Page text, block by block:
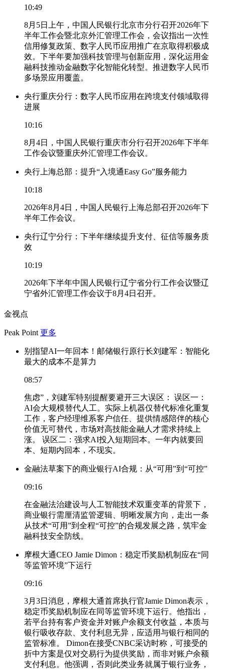
10:49
8月5日上午，中国人民银行北京市分行召开2026年下
半年工作会暨北京外汇管理工作会，会议指出一次性
信用修复政策、数字人民币应用推广在京取得积极成
效。下半年要加强科技管理与创新应用，深化运用金
融科技推动金融数字化智能化转型。推进数字人民币
多场景应用覆盖。
央行重庆分行：数字人民币应用在跨境支付领域取得
进展
10:16
8月4日，中国人民银行重庆市分行召开2026年下半年
工作会议暨重庆外汇管理工作会议。
央行上海总部：提升“入境通Easy Go”服务能力
10:18
2026年8月4日，中国人民银行上海总部召开2026年下
半年工作会议。
央行辽宁分行：下半年继续提升支付、征信等服务质
效
10:19
2026年下半年中国人民银行辽宁省分行工作会议暨辽
宁省外汇管理工作会议于8月4日召开。
金视点
Peak Point 更多
别指望AI一年回本！邮储银行原行长刘建军：智能化
最大的成本不是算力
08:57
焦虑”，刘建军特别提醒要避开三大误区： 误区一：
AI会大规模替代人工。实际上机器仅替代标准化重复
工作，客户经理维系客户信任、提供情感陪伴的核心
价值无可替代，市场对高技能金融人才需求持续上
涨。 误区二：强求AI投入短期回本。一年内就要回
本、短期内回本，不现实。
金融法草案下的商业银行AI合规：从“可用”到“可控”
09:16
在金融法治建设与人工智能技术双重变革的背景下，
商业银行需厘清监管逻辑、明晰发展方向，走出一条
从技术“可用”到全程“可控”的合规发展之路，筑牢金
融科技安全防线。
摩根大通CEO Jamie Dimon：稳定币奖励机制应在“同
等监管环境”下运行
09:16
3月3日消息，摩根大通首席执行官Jamie Dimon表示，
稳定币奖励机制应在同等监管环境下运行。他指出，
若平台持有客户资金并对账户余额支付收益，本质与
银行吸收存款、支付利息无异，应适用与银行相同的
监管标准。 Dimon在接受CNBC采访时称，可接受的
折中方案是仅对交易行为提供奖励，而非对账户余额
支付利息。他强调，否则此类业务就属于银行业务，